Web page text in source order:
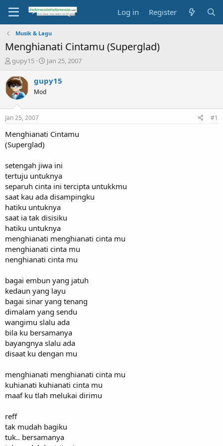
Log in Register
Musik & Lagu
Menghianati Cintamu (Superglad)
T
r
e
a
t
a
t
r
gupy15
S
a
e
Jan 25, 2007
gupy15
Mod
Jan 25, 2007 #1
Menghianati Cintamu
(Superglad)
setengah jiwa ini
tertuju untuknya
separuh cinta ini tercipta untukkmu
saat kau ada disampingku
hatiku untuknya
saat ia tak disisiku
hatiku untuknya
menghianati menghianati cinta mu
menghianati cinta mu
nenghianati cinta mu
bagai embun yang jatuh
kedaun yang layu
bagai sinar yang tenang
dimalam yang sendu
wangimu slalu ada
bila ku bersamanya
bayangnya slalu ada
disaat ku dengan mu
menghianati menghianati cinta mu
kuhianati kuhianati cinta mu
maaf ku tlah melukai dirimu
reff
tak mudah bagiku
tuk.. bersamanya